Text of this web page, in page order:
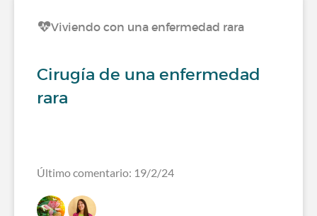
Viviendo con una enfermedad rara
Cirugía de una enfermedad
rara
Último comentario: 19/2/24